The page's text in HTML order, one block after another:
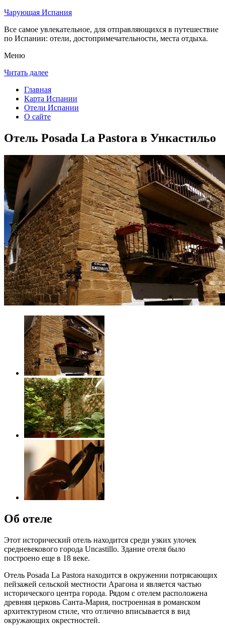
Чарующая Испания
Все самое увлекательное, для отправляющихся в путешествие
по Испании: отели, достопримечательности, места отдыха.
Меню
Читать далее
Главная
Карта Испании
Отели Испании
О сайте
Отель Posada La Pastora в Ункастильо
Об отеле
Этот исторический отель находится среди узких улочек
средневекового города Uncastillo. Здание отеля было
построено еще в 18 веке.
Отель Posada La Pastora находится в окружении потрясающих
пейзажей сельской местности Арагона и является частью
исторического центра города. Рядом с отелем расположена
древняя церковь Санта-Мария, построенная в романском
архитектурном стиле, что отлично вписывается в вид
окружающих окрестностей.